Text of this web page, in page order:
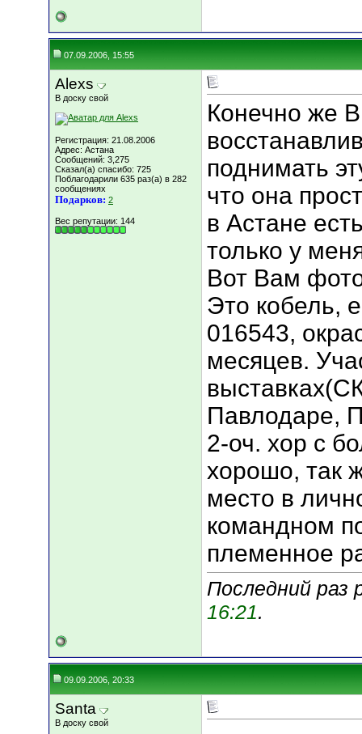
07.09.2006, 15:55
Alexs
В доску свой
Регистрация: 21.08.2006
Адрес: Астана
Сообщений: 3,275
Сказал(а) спасибо: 725
Поблагодарили 635 раз(а) в 282
сообщениях
Подарков: 2
Вес репутации: 144
Конечно же
поднимать
что она
в Астане
только у
Вот Вам
Это кобель,
016543,
месяцев.
Павлодаре,
2-оч. хор с
хорошо, так
место в
командном
племенное
Последний раз
16:21.
09.09.2006, 20:33
Santa
В доску свой